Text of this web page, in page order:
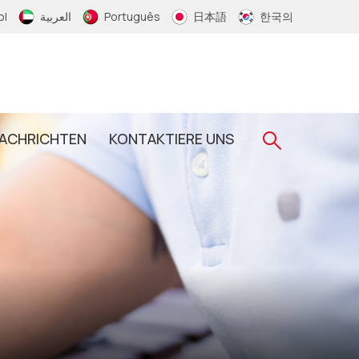
العربية Português 日本語 한국의
KONTAKTIERE UNS